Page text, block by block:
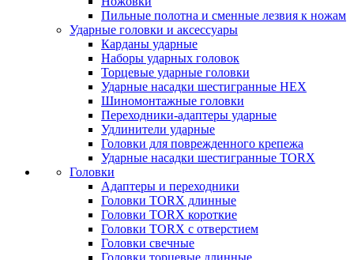
Пильные полотна и сменные лезвия к ножам
Ударные головки и аксессуары
Карданы ударные
Наборы ударных головок
Торцевые ударные головки
Ударные насадки шестигранные HEX
Шиномонтажные головки
Переходники-адаптеры ударные
Удлинители ударные
Головки для поврежденного крепежа
Ударные насадки шестигранные TORX
Головки
Адаптеры и переходники
Головки TORX длинные
Головки TORX короткие
Головки TORX с отверстием
Головки свечные
Головки торцевые длинные